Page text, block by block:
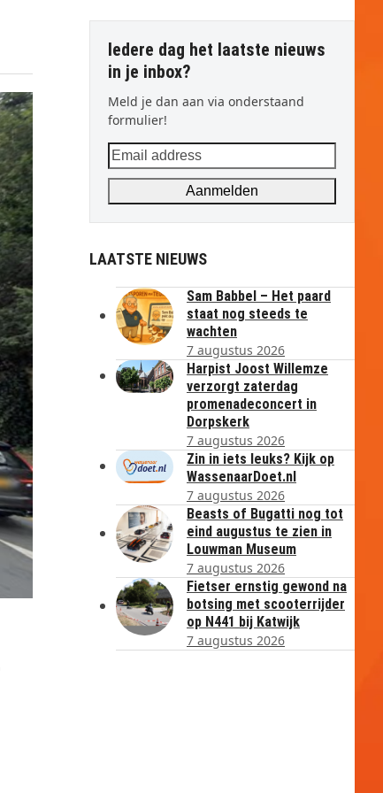
Iedere dag het laatste nieuws
in je inbox?
Meld je dan aan via onderstaand
formulier!
Email
address
Aanmelden
LAATSTE NIEUWS
Sam Babbel – Het paard
staat nog steeds te
wachten
7 augustus 2026
Harpist Joost Willemze
verzorgt zaterdag
promenadeconcert in
Dorpskerk
7 augustus 2026
Zin in iets leuks? Kijk op
WassenaarDoet.nl
7 augustus 2026
Beasts of Bugatti nog tot
eind augustus te zien in
Louwman Museum
7 augustus 2026
Fietser ernstig gewond na
botsing met scooterrijder
op N441 bij Katwijk
7 augustus 2026